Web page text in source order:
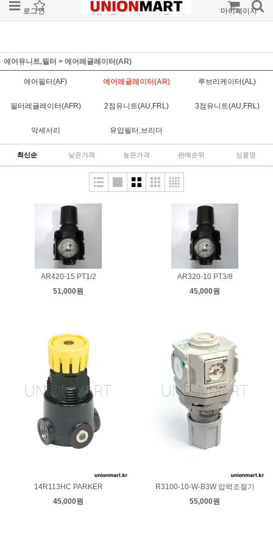
로그인 회원가입 주문조회 마이페이지
에어유니트,필터 > 에어레귤레이터(AR)
에어필터(AF) 에어레귤레이터(AR) 루브리케이터(AL)
필터레귤레이터(AFR) 2점유니트(AU,FRL) 3점유니트(AU,FRL)
악세서리 유압필터,브리더
최신순 낮은가격 높은가격 판매순위 상품명
AR420-15 PT1/2
51,000원
AR320-10 PT3/8
45,000원
14R113HC PARKER
45,000원
R3100-10-W-B3W 압력조절기
55,000원